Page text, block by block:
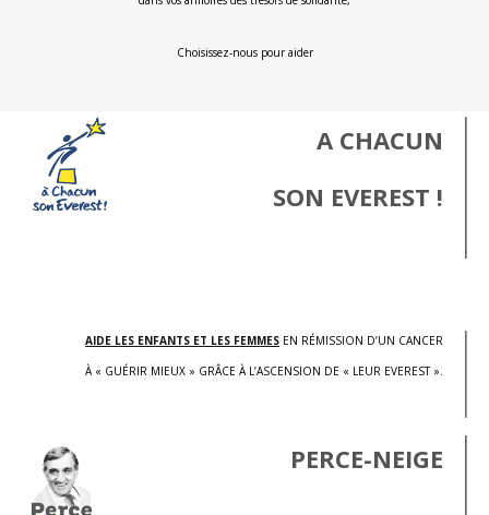
Choisissez-nous pour aider
A CHACUN
SON EVEREST !
AIDE LES ENFANTS ET LES FEMMES EN RÉMISSION D’UN CANCER
À « GUÉRIR MIEUX » GRÂCE À L’ASCENSION DE « LEUR EVEREST ».
PERCE-NEIGE